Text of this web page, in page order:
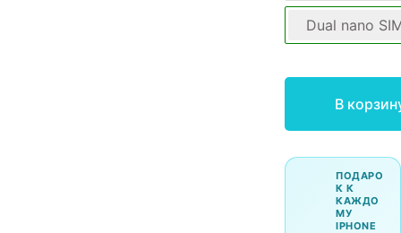
Dual nano
В
ПОДАРО
К К
КАЖДО
МУ
IPHONE